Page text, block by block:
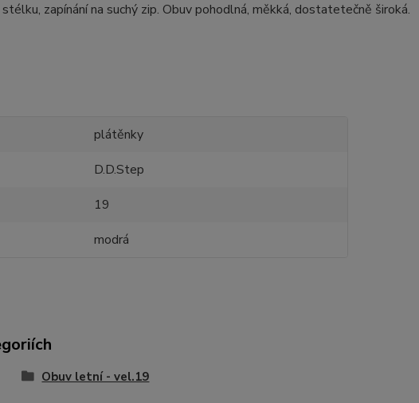
zapínání na suchý zip. Obuv pohodlná, měkká, dostatetečně široká.
plátěnky
D.D.Step
19
modrá
Obuv letní - vel.19